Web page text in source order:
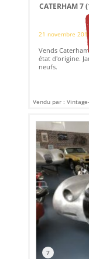
CATERHAM 7
21 novembre
Vends
état d'origine.
neufs.
Vendu par :
7